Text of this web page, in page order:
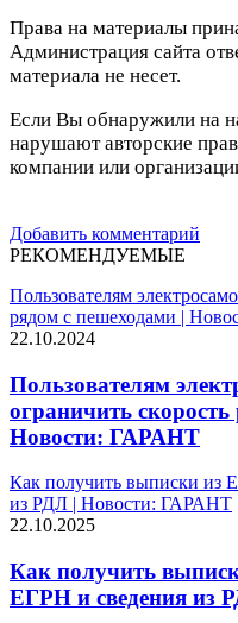
Права на материалы
Администрация сайта
материала не несет.
Если Вы обнаружили на
нарушают авторские
компании или
Добавить комментарий
РЕКОМЕНДУЕМЫЕ
Пользователям
рядом с пешеходами |
22.10.2024
Пользователям
ограничить
Новости: ГАРАНТ
Как получить выписки
из РДЛ | Новости: ГАРАНТ
22.10.2025
Как получить
ЕГРН и сведения из